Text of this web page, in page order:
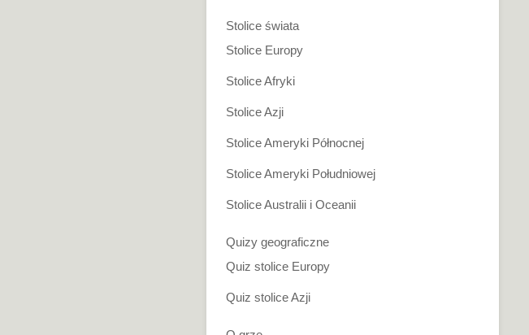
Stolice świata
Stolice Europy
Stolice Afryki
Stolice Azji
Stolice Ameryki Północnej
Stolice Ameryki Południowej
Stolice Australii i Oceanii
Quizy geograficzne
Quiz stolice Europy
Quiz stolice Azji